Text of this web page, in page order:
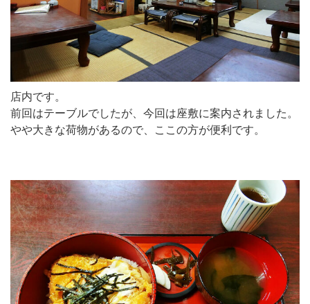
店内です。
前回はテーブルでしたが、今回は座敷に案内されました。
やや大きな荷物があるので、ここの方が便利です。